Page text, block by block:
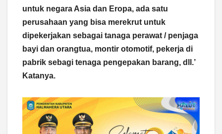
untuk negara Asia dan Eropa, ada satu
perusahaan yang bisa merekrut untuk
dipekerjakan sebagai tanaga perawat / penjaga
bayi dan orangtua, montir otomotif, pekerja di
pabrik sebagi tenaga pengepakan barang, dll.’
Katanya.